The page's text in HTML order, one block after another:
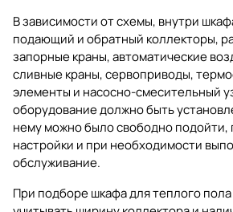
В зависимости от схемы, внутри
подающий и обратный коллекторы,
запорные краны, автоматические
сливные краны, сервоприводы,
элементы и насосно-смесительный
оборудование должно быть
нему можно было свободно подойти,
настройки и при необходимости
обслуживание.
При подборе шкафа для теплого